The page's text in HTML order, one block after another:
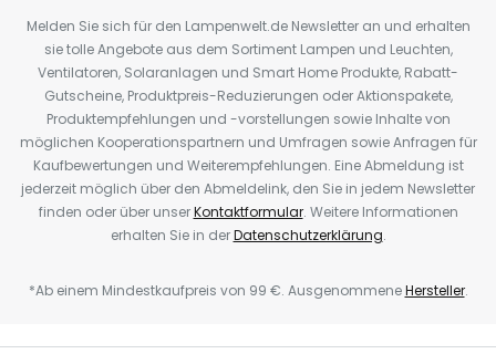
Melden Sie sich für den Lampenwelt.de Newsletter an und erhalten
sie tolle Angebote aus dem Sortiment Lampen und Leuchten,
Ventilatoren, Solaranlagen und Smart Home Produkte, Rabatt-
Gutscheine, Produktpreis-Reduzierungen oder Aktionspakete,
Produktempfehlungen und -vorstellungen sowie Inhalte von
möglichen Kooperationspartnern und Umfragen sowie Anfragen für
Kaufbewertungen und Weiterempfehlungen. Eine Abmeldung ist
jederzeit möglich über den Abmeldelink, den Sie in jedem Newsletter
finden oder über unserKontaktformular. Weitere Informationen
erhalten Sie in derDatenschutzerklärung.
*Ab einem Mindestkaufpreis von 99 €. AusgenommeneHersteller.